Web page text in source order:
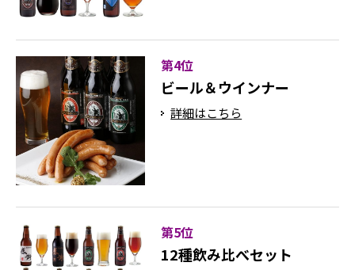
第4位
ビール＆ウインナー
詳細はこちら
第5位
12種飲み比べセット